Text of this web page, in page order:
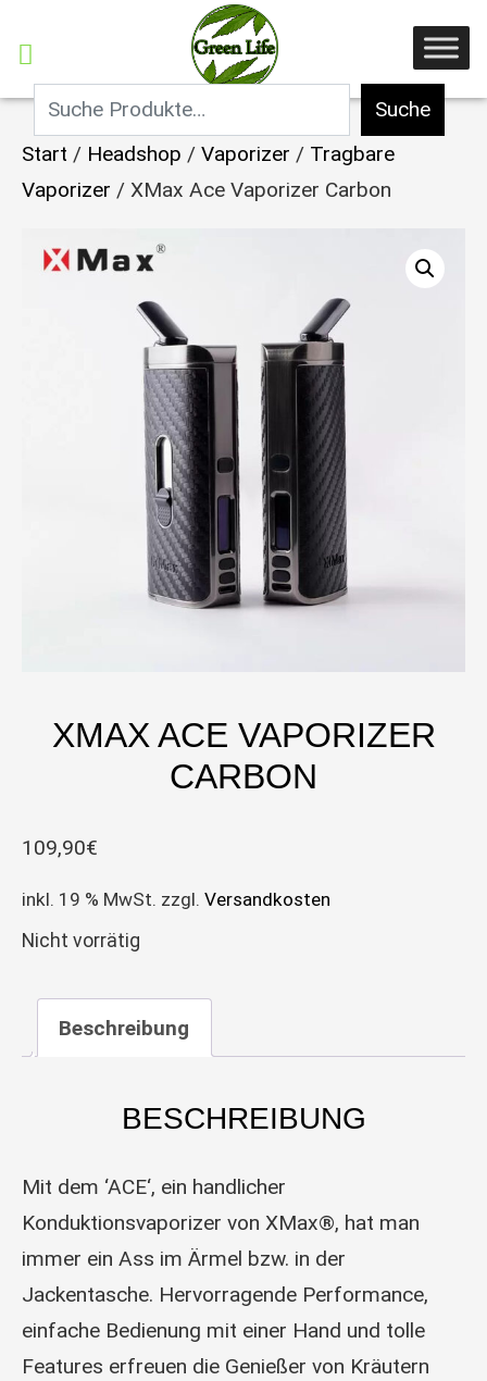
Suche
Start / Headshop / Vaporizer / Tragbare
Vaporizer / XMax Ace Vaporizer Carbon
XMAX ACE VAPORIZER
CARBON
109,90€
inkl. 19 % MwSt. zzgl. Versandkosten
Nicht vorrätig
Beschreibung
BESCHREIBUNG
Mit dem ‘ACE‘, ein handlicher
Konduktionsvaporizer von XMax®, hat man
immer ein Ass im Ärmel bzw. in der
Jackentasche. Hervorragende Performance,
einfache Bedienung mit einer Hand und tolle
Features erfreuen die Genießer von Kräutern